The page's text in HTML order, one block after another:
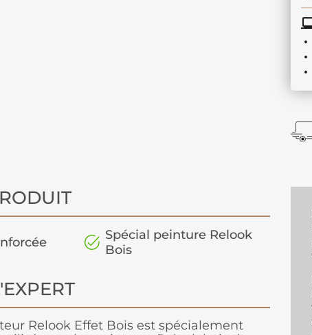
Spécial peinture Relook
Bois
Relook Effet Bois est spécialement